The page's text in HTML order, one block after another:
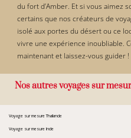
du fort d’Amber. Et si vous aimez
certains que nos créateurs de
isolé aux portes du désert ou ce
vivre une expérience inoubliable.
maintenant et laissez-vous guider !
Nos autres voyages sur
Voyage sur mesure Thaïlande
Voyage sur mesure Inde